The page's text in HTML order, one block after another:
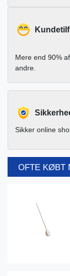
Mere end 90%
andre.
Sikker online
OFTE KØBT